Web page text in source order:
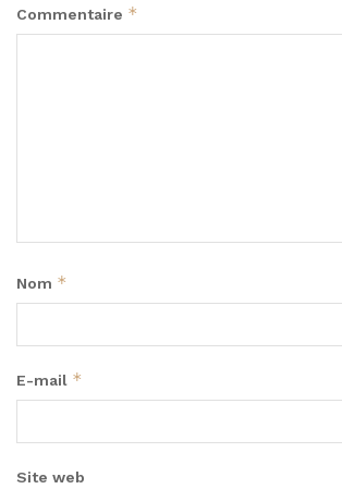
Commentaire *
Nom *
E-mail *
Site web